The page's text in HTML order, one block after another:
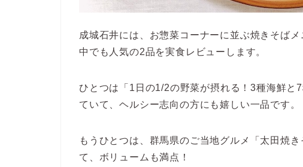
成城石井には、お惣菜コーナーに並ぶ焼きそば
中でも人気の2品を実食レビューします。
ひとつは「1日の1/2の野菜が摂れる！3種海鮮と
ていて、ヘルシー志向の方にも嬉しい一品です。
もうひとつは、群馬県のご当地グルメ「太田焼
て、ボリュームも満点！